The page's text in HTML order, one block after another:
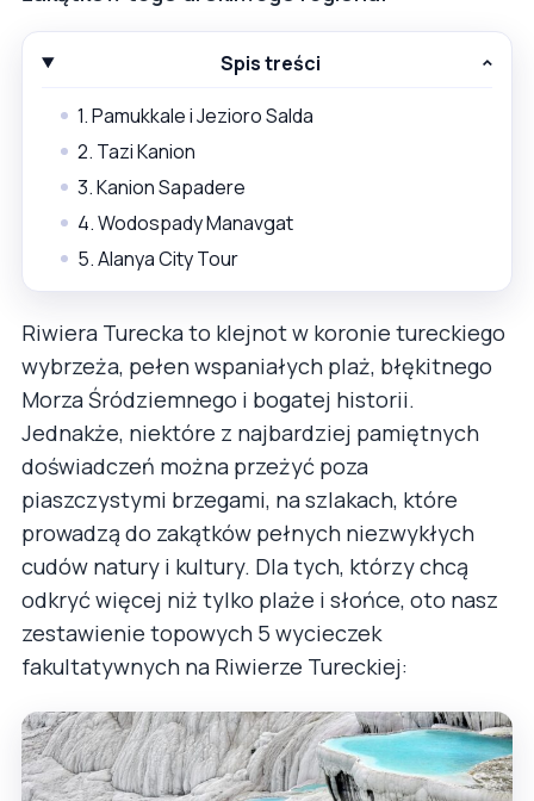
Spis treści
1. Pamukkale i Jezioro Salda
2. Tazi Kanion
3. Kanion Sapadere
4. Wodospady Manavgat
5. Alanya City Tour
Riwiera Turecka to klejnot w koronie tureckiego
wybrzeża, pełen wspaniałych plaż, błękitnego
Morza Śródziemnego i bogatej historii.
Jednakże, niektóre z najbardziej pamiętnych
doświadczeń można przeżyć poza
piaszczystymi brzegami, na szlakach, które
prowadzą do zakątków pełnych niezwykłych
cudów natury i kultury. Dla tych, którzy chcą
odkryć więcej niż tylko plaże i słońce, oto nasz
zestawienie topowych 5 wycieczek
fakultatywnych na Riwierze Tureckiej: